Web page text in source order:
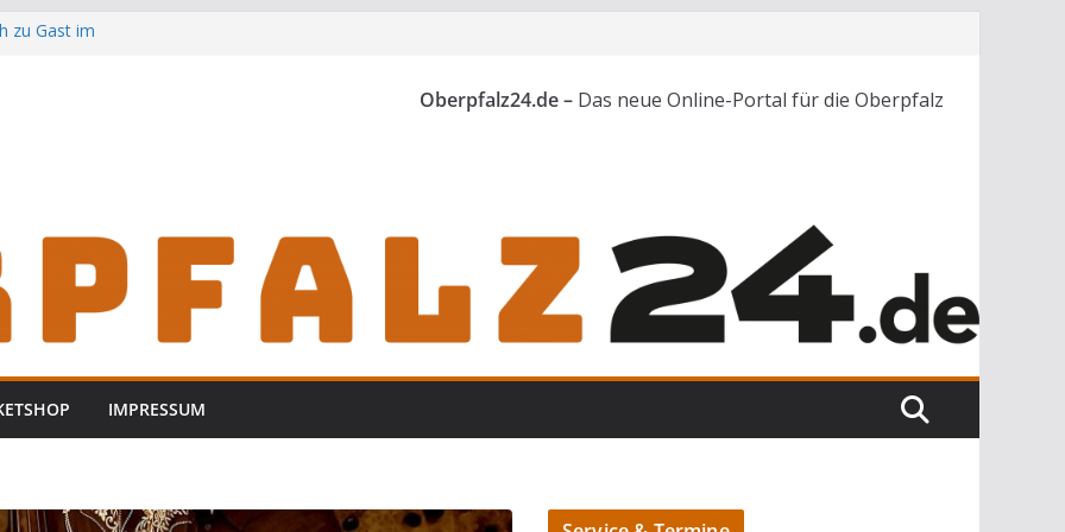
zu Gast im
Oberpfalz24.de – Das neue Online-Portal für die Oberpfalz
IMPRESSUM